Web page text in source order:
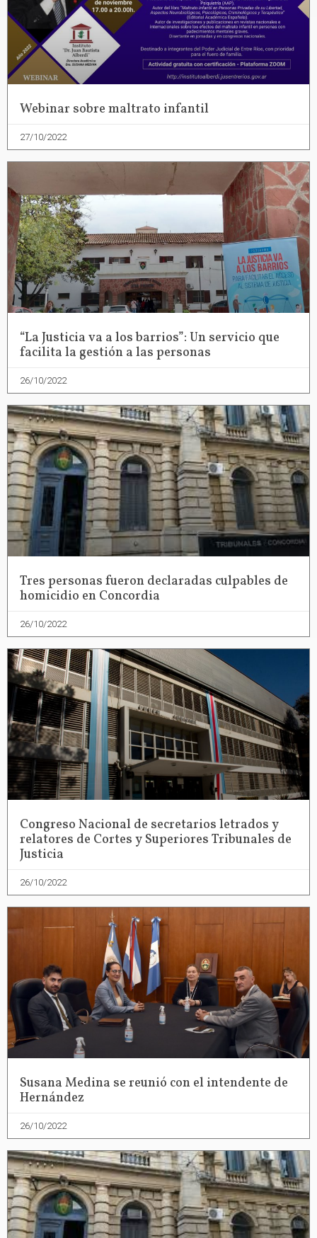
Webinar sobre maltrato infantil
27/10/2022
“La Justicia va a los barrios”: Un servicio que
facilita la gestión a las personas
26/10/2022
Tres personas fueron declaradas culpables de
homicidio en Concordia
26/10/2022
Congreso Nacional de secretarios letrados y
relatores de Cortes y Superiores Tribunales de
Justicia
26/10/2022
Susana Medina se reunió con el intendente de
Hernández
26/10/2022